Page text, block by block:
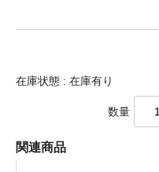
在庫状態 : 在庫有り
数量
関連商品